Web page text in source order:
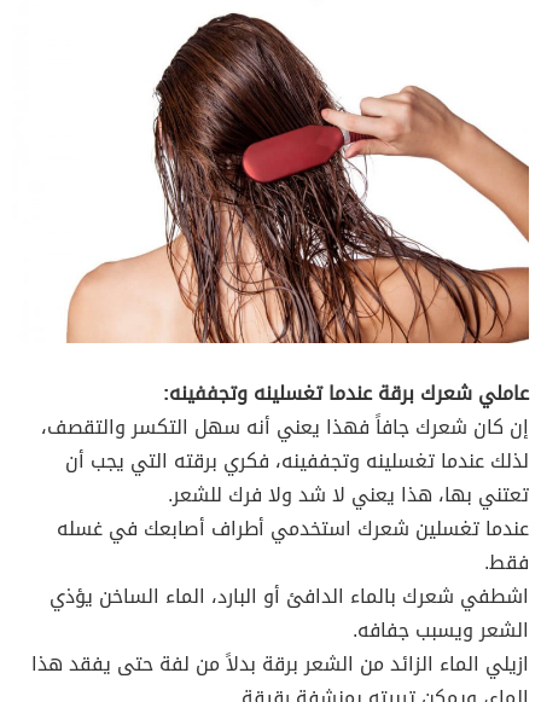
عاملي شعرك برقة عندما تغسلينه وتجففينه:
إن كان شعرك جافاً فهذا يعني أنه سهل التكسر والتقصف،
لذلك عندما تغسلينه وتجففينه، فكري برقته التي يجب أن
تعتني بها، هذا يعني لا شد ولا فرك للشعر.
عندما تغسلين شعرك استخدمي أطراف أصابعك في غسله
فقط.
اشطفي شعرك بالماء الدافئ أو البارد، الماء الساخن يؤذي
الشعر ويسبب جفافه.
ازيلي الماء الزائد من الشعر برقة بدلاً من لفة حتى يفقد هذا